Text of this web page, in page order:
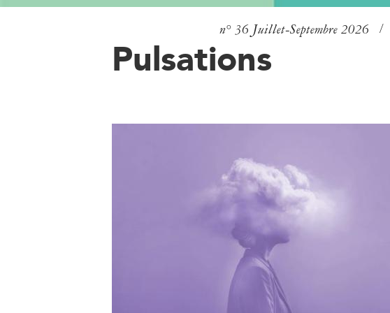
n° 36 Juillet-Septembre 2026
Pulsations